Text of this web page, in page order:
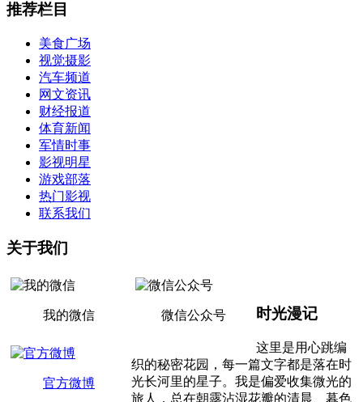
推荐栏目
美食广场
视觉摄影
汽车频道
网文资讯
财经报道
体育新闻
军情时事
影视明星
游戏部落
热门影视
联系我们
关于我们
我的微信 微信公众号
官方微博
时光漫记
这里是用心跳编
织的秘密花园，每一篇文字都是落在时
光长河里的星子。我是偏爱收集微光的
旅人，总在朝露沾湿花瓣的清晨、暮色